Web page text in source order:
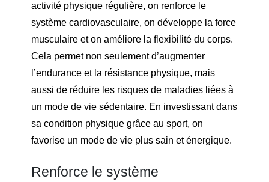
activité physique régulière, on renforce le
système cardiovasculaire, on développe la force
musculaire et on améliore la flexibilité du corps.
Cela permet non seulement d’augmenter
l’endurance et la résistance physique, mais
aussi de réduire les risques de maladies liées à
un mode de vie sédentaire. En investissant dans
sa condition physique grâce au sport, on
favorise un mode de vie plus sain et énergique.
Renforce le système